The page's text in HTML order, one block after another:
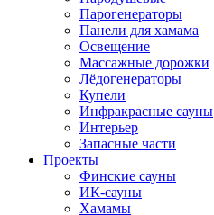
Парогенераторы
Панели для хамама
Освещение
Массажные дорожки
Лёдогенераторы
Купели
Инфракрасные сауны
Интерьер
Запасные части
Проекты
Финские сауны
ИК-сауны
Хамамы